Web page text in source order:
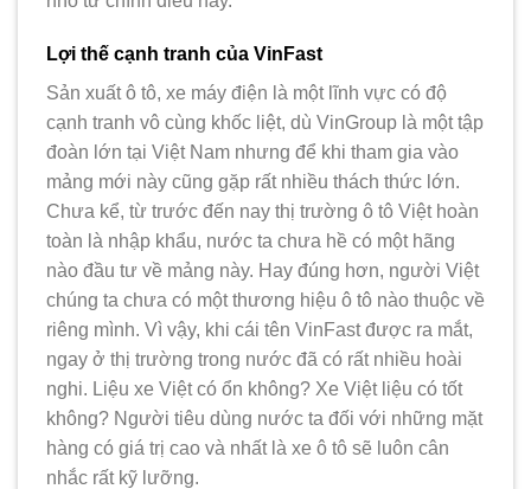
Lợi thế cạnh tranh của VinFast
Sản xuất ô tô, xe máy điện là một lĩnh vực có độ
cạnh tranh vô cùng khốc liệt, dù VinGroup là một tập
đoàn lớn tại Việt Nam nhưng để khi tham gia vào
mảng mới này cũng gặp rất nhiều thách thức lớn.
Chưa kể, từ trước đến nay thị trường ô tô Việt hoàn
toàn là nhập khẩu, nước ta chưa hề có một hãng
nào đầu tư về mảng này. Hay đúng hơn, người Việt
chúng ta chưa có một thương hiệu ô tô nào thuộc về
riêng mình. Vì vậy, khi cái tên VinFast được ra mắt,
ngay ở thị trường trong nước đã có rất nhiều hoài
nghi. Liệu xe Việt có ổn không? Xe Việt liệu có tốt
không? Người tiêu dùng nước ta đối với những mặt
hàng có giá trị cao và nhất là xe ô tô sẽ luôn cân
nhắc rất kỹ lưỡng.